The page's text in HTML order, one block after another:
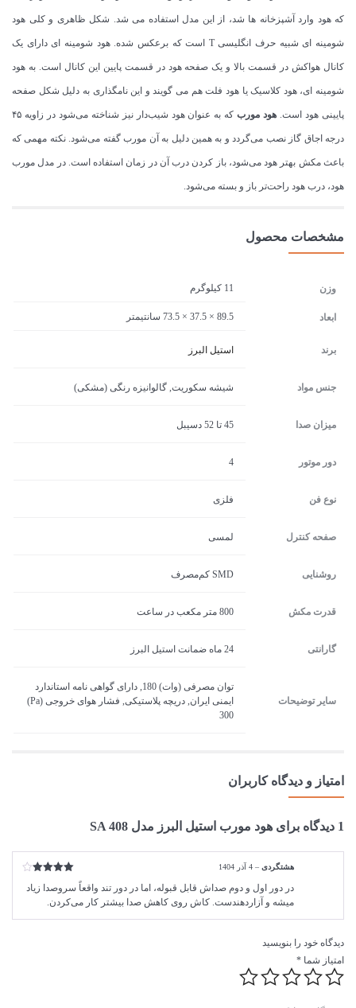
که هود وارد آشپزخانه ها شد، از این مدل استفاده می شد. شکل ظاهری و کلی هود
شومینه ای شبیه حرف انگلیسی T است که برعکس شده. هود شومینه ای دارای یک
کانال هواکش در قسمت بالا و یک صفحه هود در قسمت پایین این کانال است. به هود
شومینه ای، هود کلاسیک یا هود فلت هم می گویند و این نامگذاری به دلیل شکل صفحه
پایینی هود است. هود مورب که به عنوان هود شیب‌دار نیز شناخته می‌شود در زاویه ۴۵
درجه اجاق گاز نصب می‌گردد و به همین دلیل به آن مورب گفته می‌شود. نکته مهمی که
باعث مکش بهتر هود می‌شود، باز کردن درب آن در زمان استفاده است. در مدل مورب
هود، درب هود راحت‌تر باز و بسته می‌شود.
مشخصات محصول
وزن 11 کیلوگرم
ابعاد 89.5 × 37.5 × 73.5 سانتیمتر
برند استیل البرز
جنس مواد شیشه سکوریت, گالوانیزه رنگی (مشکی)
میزان صدا 45 تا 52 دسیبل
دور موتور 4
نوع فن فلزی
صفحه کنترل لمسی
روشنایی SMD کم‌مصرف
قدرت مکش 800 متر مکعب در ساعت
گارانتی 24 ماه ضمانت استیل البرز
سایر توضیحات
توان مصرفی (وات) 180, دارای گواهی نامه استاندارد
ایمنی ایران, دریچه پلاستیکی, فشار هوای خروجی (Pa)
300
امتیاز و دیدگاه کاربران
1 دیدگاه برای هود مورب استیل البرز مدل SA 408
از 5
هشتگردی – 4 آذر 1404
در دور اول و دوم صداش قابل قبوله، اما در دور تند واقعاً سروصدا زیاد
میشه و آزاردهندست. کاش روی کاهش صدا بیشتر کار می‌کردن.
دیدگاه خود را بنویسید
امتیاز شما *